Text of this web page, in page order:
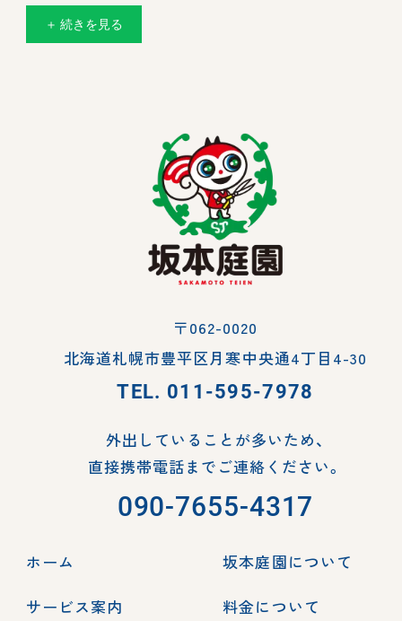
＋ 続きを見る
〒062-0020
北海道札幌市豊平区月寒中央通4丁目4-30
TEL. 011-595-7978
外出していることが多いため、
直接携帯電話までご連絡ください。
090-7655-4317
ホーム
坂本庭園について
サービス案内
料金について